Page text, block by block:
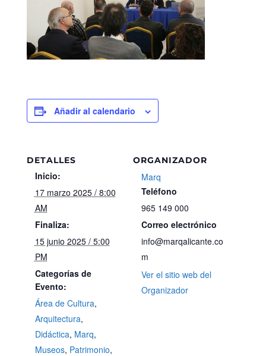
Añadir al calendario
DETALLES
Inicio:
17 marzo 2025 / 8:00
AM
Finaliza:
15 junio 2025 / 5:00
PM
Categorías de
Evento:
Área de Cultura,
Arquitectura,
Didáctica, Marq,
Museos, Patrimonio,
ORGANIZADOR
Marq
Teléfono
965 149 000
Correo electrónico
info@marqalicante.co
m
Ver el sitio web del
Organizador